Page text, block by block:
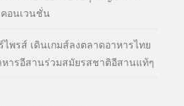
อนเวนชั่น
ไพรส์ เดินเกมส์ลงตลาดอาหารไทย
หารอีสานร่วมสมัยรสชาติอีสานแท้ๆ